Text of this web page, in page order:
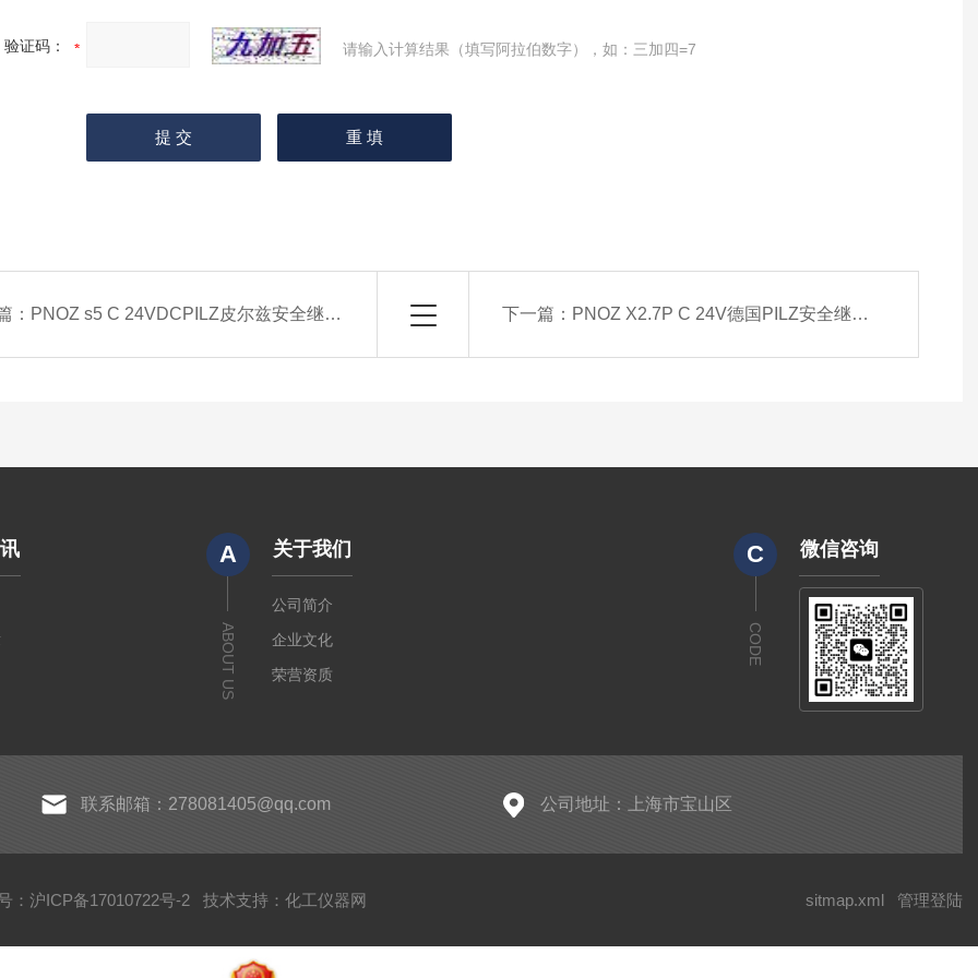
验证码： 请输入计算结果（填写阿拉伯数字），如：三加四=7
： PNOZ s5 C 24VDCPILZ皮尔兹安全继电器751105 下一篇： PNOZ X2.7P C 24V德国PILZ安全继电器787305现货
A
ABOUT US
关于我们
公司简介
企业文化
荣营资质
C
CODE
微信咨询
联系邮箱：278081405@qq.com 公司地址：上海市宝山区
：沪ICP备17010722号-2 技术支持： 化工仪器网 sitmap.xml 管理登陆